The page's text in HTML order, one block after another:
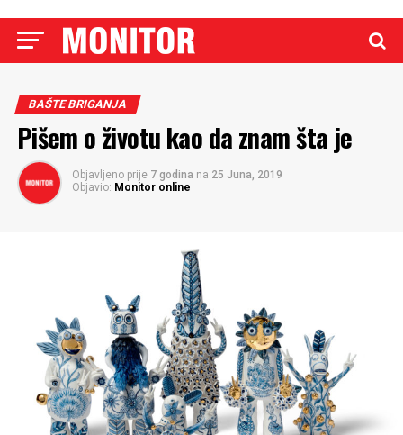
BAŠTE BRIGANJA
Pišem o životu kao da znam šta je
Objavljeno prije 7 godina na 25 Juna, 2019
Objavio: Monitor online